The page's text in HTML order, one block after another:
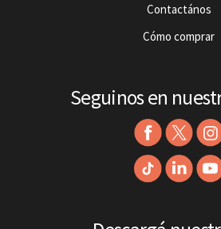
Contactános
Cómo comprar
Seguinos en